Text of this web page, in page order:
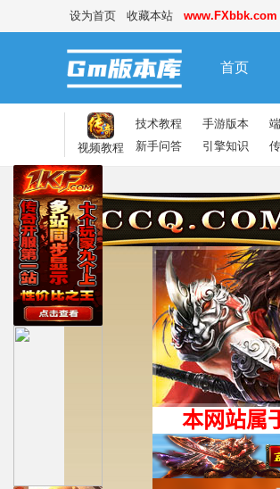
设为首页 收藏本站 www.FXbbk.com
首页
视频教程
技术教程 手游版本
新手问答
引擎知识